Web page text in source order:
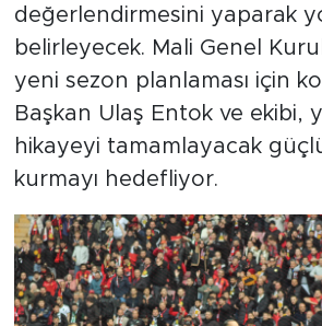
değerlendirmesini yaparak
belirleyecek. Mali Genel
yeni sezon planlaması için
Başkan Ulaş Entok ve ekibi,
hikayeyi tamamlayacak
kurmayı hedefliyor.